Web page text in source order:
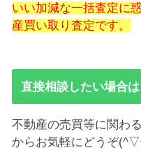
いい加減な一括査定に
産買い取り査定です。
直接相談したい場合
不動産の売買等に関わ
からお気軽にどうぞ